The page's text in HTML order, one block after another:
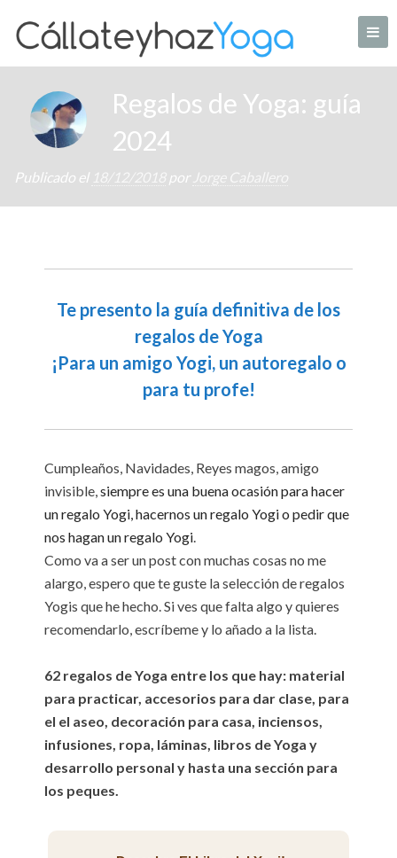
Regalos de Yoga: guía
2024
Publicado el 18/12/2018por Jorge Caballero
Te presento la guía definitiva de los
regalos de Yoga
¡Para un amigo Yogi, un autoregalo o
para tu profe!
Cumpleaños, Navidades, Reyes magos, amigo
invisible,siempre es una buena ocasión para hacer
un regalo Yogi, hacernos un regalo Yogi o pedir que
nos hagan un regalo Yogi.
Como va a ser un post con muchas cosas no me
alargo, espero que te guste la selección de regalos
Yogis que he hecho. Si ves que falta algo y quieres
recomendarlo, escríbeme y lo añado a la lista.
62 regalos de Yoga entre los que hay: material
para practicar, accesorios para dar clase, para
el el aseo, decoración para casa, inciensos,
infusiones, ropa, láminas, libros de Yoga y
desarrollo personal y hasta una sección para
los peques.